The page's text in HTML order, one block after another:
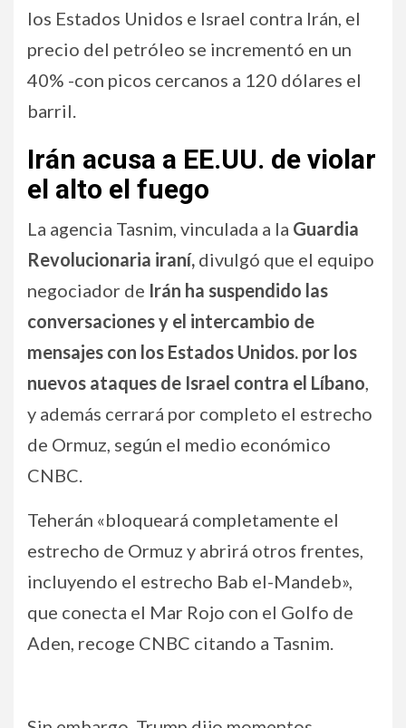
los Estados Unidos e Israel contra Irán, el
precio del petróleo se incrementó en un
40% -con picos cercanos a 120 dólares el
barril.
Irán acusa a EE.UU. de violar
el alto el fuego
La agencia Tasnim, vinculada a la Guardia
Revolucionaria iraní, divulgó que el equipo
negociador de Irán ha suspendido las
conversaciones y el intercambio de
mensajes con los Estados Unidos. por los
nuevos ataques de Israel contra el Líbano,
y además cerrará por completo el estrecho
de Ormuz, según el medio económico
CNBC.
Teherán «bloqueará completamente el
estrecho de Ormuz y abrirá otros frentes,
incluyendo el estrecho Bab el-Mandeb»,
que conecta el Mar Rojo con el Golfo de
Aden, recoge CNBC citando a Tasnim.